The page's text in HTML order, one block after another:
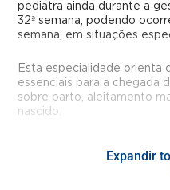
pediatra ainda durante a
32ª semana, podendo
semana, em situações
Esta especialidade orienta
essenciais para a chegada
sobre parto, aleitamento
nascido.
após a alta da
sinais de icterícia e outras
Expandir